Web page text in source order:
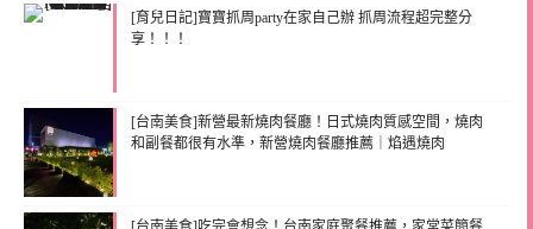
[育兒日記]寶寶抓周party在家自己辦 抓周流程超完整分
享！！！
[台南美食]新營最新燒肉餐廳！日式燒肉質感空間，燒肉
和副餐都很有水準，新營燒肉餐廳推薦｜焰遇燒肉